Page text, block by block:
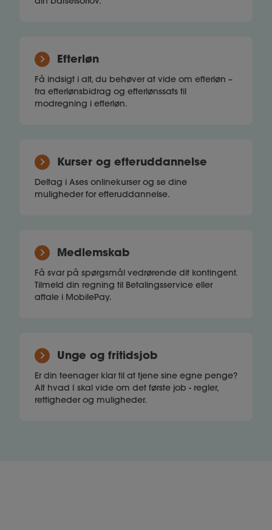
Efterløn
Få indsigt i alt, du behøver at vide om efterløn –
fra efterlønsbidrag og efterlønssats til
modregning i efterløn.
Kurser og efteruddannelse
Deltag i Ases onlinekurser og se dine
muligheder for efteruddannelse.
Medlemskab
Få svar på spørgsmål vedrørende dit kontingent.
Tilmeld din regning til Betalingsservice eller
aftale i MobilePay.
Unge og fritidsjob
Er din teenager klar til at tjene sine egne penge?
Alt hvad I skal vide om det første job - regler,
rettigheder og muligheder.